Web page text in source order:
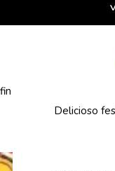
Delicioso